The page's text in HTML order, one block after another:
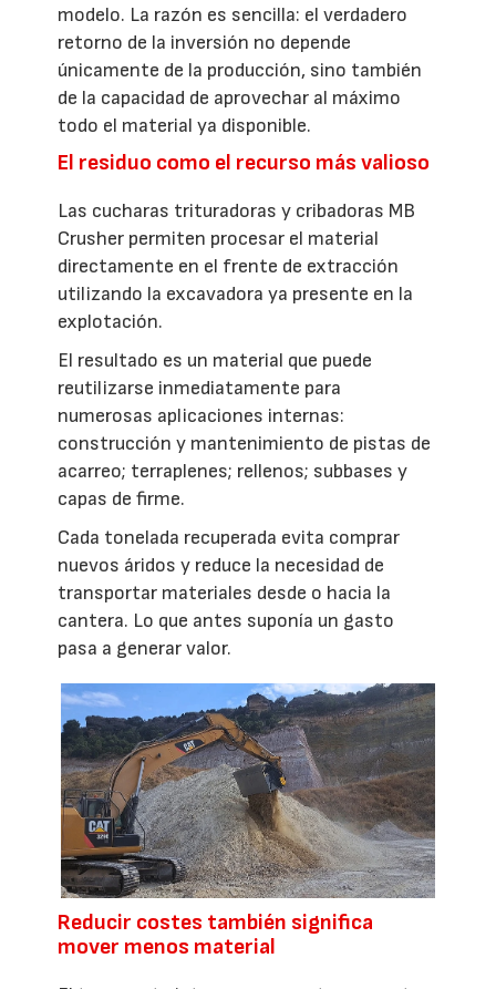
modelo. La razón es sencilla: el verdadero
retorno de la inversión no depende
únicamente de la producción, sino también
de la capacidad de aprovechar al máximo
todo el material ya disponible.
El residuo como el recurso más valioso
Las cucharas trituradoras y cribadoras MB
Crusher permiten procesar el material
directamente en el frente de extracción
utilizando la excavadora ya presente en la
explotación.
El resultado es un material que puede
reutilizarse inmediatamente para
numerosas aplicaciones internas:
construcción y mantenimiento de pistas de
acarreo; terraplenes; rellenos; subbases y
capas de firme.
Cada tonelada recuperada evita comprar
nuevos áridos y reduce la necesidad de
transportar materiales desde o hacia la
cantera. Lo que antes suponía un gasto
pasa a generar valor.
Reducir costes también significa
mover menos material